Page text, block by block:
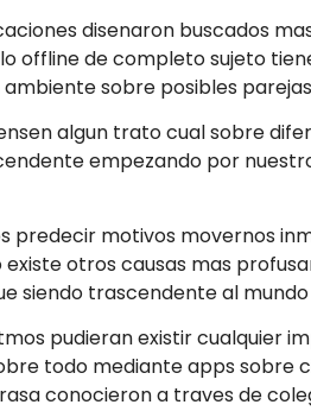
disenaron buscados
offline de completo sujeto
sobre posibles
algun trato cual sobre
empezando por
predecir motivos movernos
otros causas mas
siendo trascendente al
pudieran existir cualquier
todo mediante apps sobre
conocieron a traves de